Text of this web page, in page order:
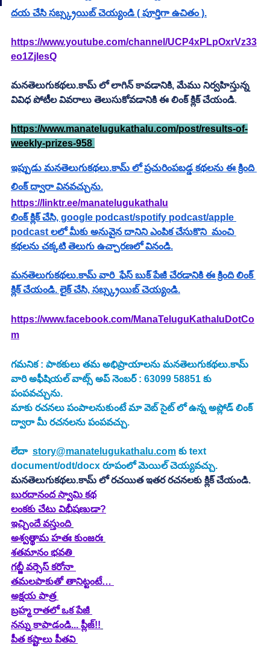
దయ చేసి సబ్స్క్రయిబ్ చెయ్యండి ( పూర్తిగా ఉచితం ).
https://www.youtube.com/channel/UCP4xPLpOxrVz33
eo1ZjlesQ
మనతెలుగుకథలు.కామ్ లో లాగిన్ కావడానికి, మేము నిర్వహిస్తున్న
వివిధ పోటీల వివరాలు తెలుసుకోవడానికి ఈ లింక్ క్లిక్ చేయండి.
https://www.manatelugukathalu.com/post/results-of-
weekly-prizes-958
ఇప్పుడు మనతెలుగుకథలు.కామ్ లో ప్రచురింపబడ్డ కథలను ఈ క్రింది
లింక్ ద్వారా వినవచ్చును.
https://linktr.ee/manatelugukathalu
లింక్ క్లిక్ చేసి, google podcast/spotify podcast/apple
podcast లలో మీకు అనువైన దానిని ఎంపిక చేసుకొని  మంచి
కథలను చక్కటి తెలుగు ఉచ్చారణలో వినండి.
మనతెలుగుకథలు.కామ్ వారి  ఫేస్ బుక్ పేజీ చేరడానికి ఈ క్రింది లింక్
క్లిక్ చేయండి. లైక్ చేసి, సబ్స్క్రయిబ్ చెయ్యండి.
https://www.facebook.com/ManaTeluguKathaluDotCo
m
గమనిక : పాఠకులు తమ అభిప్రాయాలను మనతెలుగుకథలు.కామ్
వారి అఫీషియల్ వాట్స్ అప్ నెంబర్ : 63099 58851 కు
పంపవచ్చును.
మాకు రచనలు పంపాలనుకుంటే మా వెబ్ సైట్ లో ఉన్న అప్లోడ్ లింక్
ద్వారా మీ రచనలను పంపవచ్చు.
లేదా story@manatelugukathalu.com కు text
document/odt/docx రూపంలో మెయిల్ చెయ్యవచ్చు.
మనతెలుగుకథలు.కామ్ లో రచయిత ఇతర రచనలకు క్లిక్ చేయండి.
బురదానంద స్వామి కథ
లంకకు చేటు విభీషణుడా?
ఇచ్చిందే వస్తుంది
అశ్వత్థామ హతః కుంజరః
శతమానం భవతి
గబ్జీ వర్సెస్ కరోనా
తమలపాకుతో తానిట్టంటే…
అక్షయ పాత్ర
బ్రహ్మ రాతలో ఒక పేజీ
నన్ను కాపాడండి... ప్లీజ్!!
పీత కష్టాలు పీతవి